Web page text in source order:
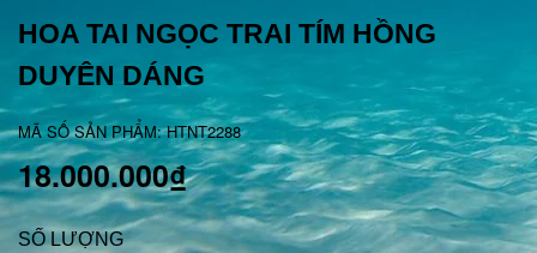
HOA TAI NGỌC TRAI TÍM HỒNG
DUYÊN DÁNG
MÃ SỐ SẢN PHẨM: HTNT2288
18.000.000₫
SỐ LƯỢNG